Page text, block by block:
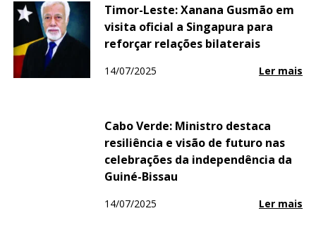
Timor-Leste: Xanana Gusmão em
visita oficial a Singapura para
reforçar relações bilaterais
14/07/2025 Ler mais
Cabo Verde: Ministro destaca
resiliência e visão de futuro nas
celebrações da independência da
Guiné-Bissau
14/07/2025 Ler mais